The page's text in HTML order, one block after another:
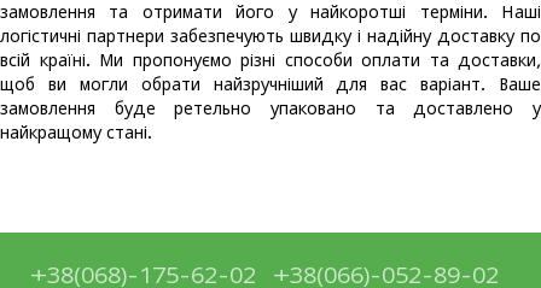
замовлення та отримати його у найкоротші терміни. Наші
логістичні партнери забезпечують швидку і надійну доставку по
всій країні. Ми пропонуємо різні способи оплати та доставки,
щоб ви могли обрати найзручніший для вас варіант. Ваше
замовлення буде ретельно упаковано та доставлено у
найкращому стані.
+38(068)-175-62-02 +38(066)-052-89-02